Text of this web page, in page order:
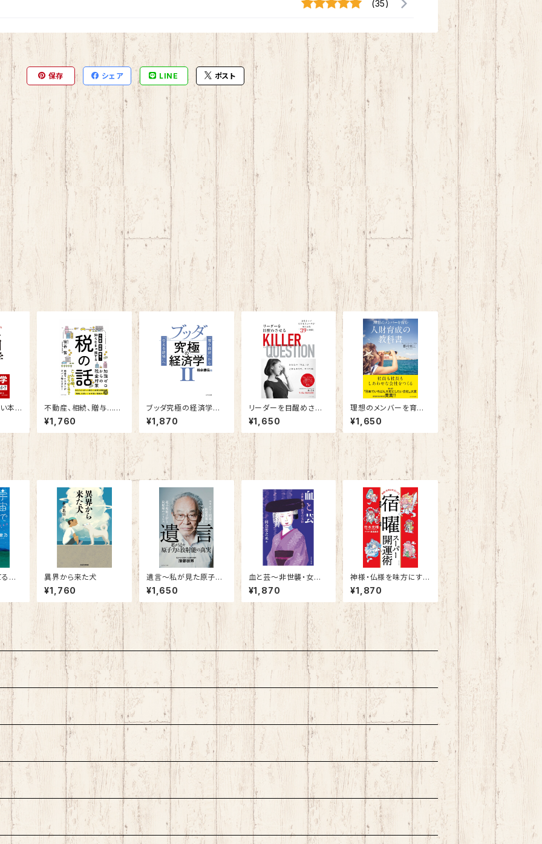
(35)
保存 シェア LINE ポスト
本
不動産、相続、贈与…知
らなきゃ損する税の話
¥1,760
ブッダ究極の経済学Ⅱ
～「奪う経済」から「与え
る経済」へ～
¥1,870
リーダーを目醒めさせ
るキラー・クエスチョン
～女性トップコーチが斬
り込む「39」の質問～
¥1,650
理想のメンバーを育
む 人財育成の教科書
¥1,650
～
異界から来た犬
¥1,760
遺言～私が見た原子力
と放射能の真実～
¥1,650
血と芸～非世襲・女方
役者の覚悟
¥1,870
神様・仏様を味方にす
る 宿曜スーパー開運
術
¥1,870